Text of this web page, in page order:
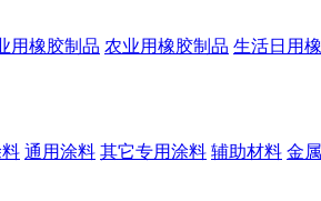
用橡胶制品 农业用橡胶制品 生活日用
通用涂料 其它专用涂料 辅助材料 金